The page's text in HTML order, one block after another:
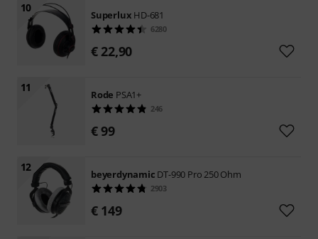
10
Superlux HD-681
6280
€ 22,90
11
Rode PSA1+
246
€ 99
12
beyerdynamic DT-990 Pro 250 Ohm
2903
€ 149